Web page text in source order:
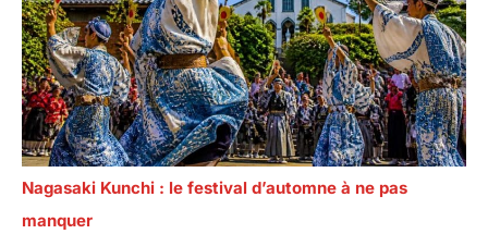
Nagasaki Kunchi : le festival d’automne à ne pas
manquer